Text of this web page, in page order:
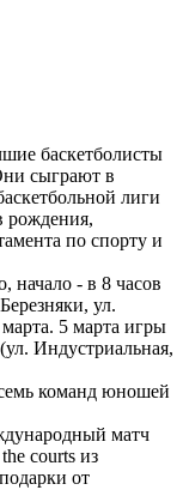
баскетболисты
сыграют в
лиги
рождения,
по спорту и
начало - в 8 часов
ул.
5 марта игры
Индустриальная,
команд юношей
матч
courts из
от